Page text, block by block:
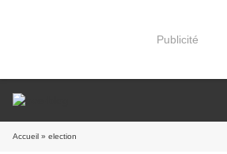
Publicité
Accueil » election